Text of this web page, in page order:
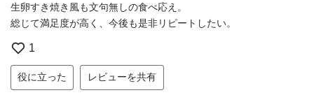
生卵すき焼き風も文句無しの食べ応え。
総じて満足度が高く、今後も是非リピートしたい。
1
役に立った レビューを共有